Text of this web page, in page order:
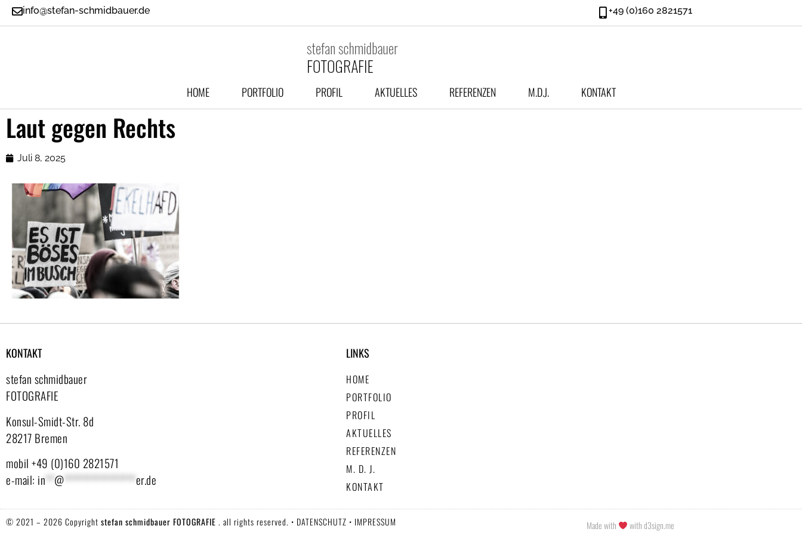
info@stefan-schmidbauer.de +49 (0)160 2821571
HOME PORTFOLIO PROFIL AKTUELLES REFERENZEN M.d.J. KONTAKT
Laut gegen Rechts
Juli 8, 2025
KONTAKT
stefan schmidbauer
FOTOGRAFIE
Konsul-Smidt-Str. 8d
28217 Bremen
mobil +49 (0)160 2821571
e-mail: in**@****************er.de
LINKS
HOME
PORTFOLIO
PROFIL
AKTUELLES
REFERENZEN
M. D. J.
KONTAKT
© 2021 – 2026 Copyright stefan schmidbauer FOTOGRAFIE . all rights reserved. • DATENSCHUTZ • IMPRESSUM Made with with d3sign.me